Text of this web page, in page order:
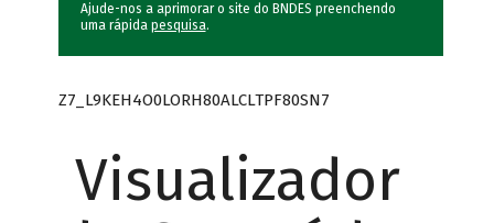
Ajude-nos a aprimorar o site do BNDES preenchendo
uma rápida pesquisa.
Z7_L9KEH4O0LORH80ALCLTPF80SN7
Visualizador